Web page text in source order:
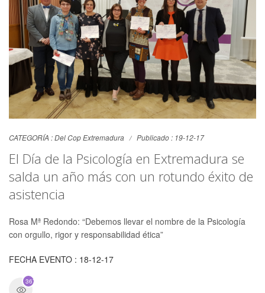
CATEGORÍA :Del Cop Extremadura Publicado : 19-12-17
El Día de la Psicología en Extremadura se
salda un año más con un rotundo éxito de
asistencia
Rosa Mª Redondo: “Debemos llevar el nombre de la Psicología
con orgullo, rigor y responsabilidad ética”
FECHA EVENTO : 18-12-17
3671